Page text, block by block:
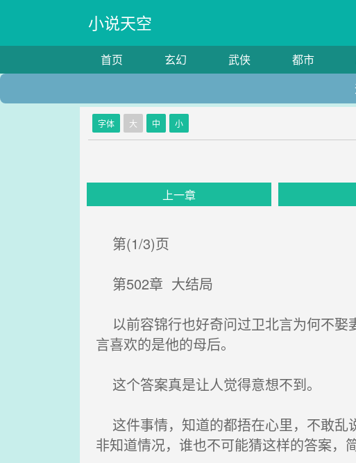
小说天空
首页 玄幻 武侠 都市
字体 大 中 小
上一章
第(1/3)页
第502章 大结局
以前容锦行也好奇问过卫北言为何不娶
言喜欢的是他的母后。
这个答案真是让人觉得意想不到。
这件事情，知道的都捂在心里，不敢乱
非知道情况，谁也不可能猜这样的答案，